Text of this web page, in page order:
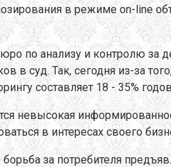
в режиме on-line
по анализу и контролю
в суд. Так, сегодня из-за
составляет 18 - 35%
невысокая
в интересах своего
за потребителя